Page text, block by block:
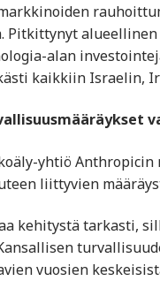
Pitkittynyt
alan
kaikkiin Israelin,
yhtiö
liittyvien
kehitystä tarkasti,
vuosien